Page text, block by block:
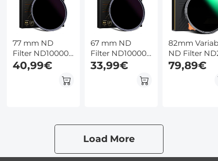
77 mm ND
Filter ND100000
Zonnefilter 16.6
Stops Solide
Xcel Serie (Kan
Zonsverduisteringen
40,99€
67 mm ND
Filter ND100000
Zonnefilter 16.6
Stops Solide
Xcel Serie (Kan
Worden
Gebruikt Om
Zonsverduisteringen
33,99€
82mm
ND Filter
ND400 (1 - 9
Stops)
79,89€
Load More